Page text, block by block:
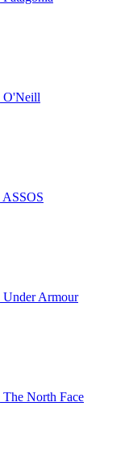
O'Neill
ASSOS
Under Armour
The North Face